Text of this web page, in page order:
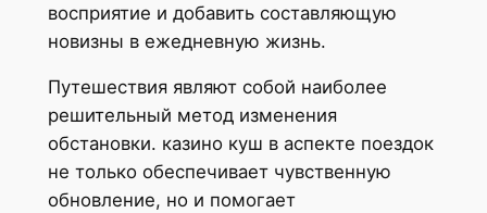
восприятие и добавить составляющую
новизны в ежедневную жизнь.
Путешествия являют собой наиболее
решительный метод изменения
обстановки. казино куш в аспекте поездок
не только обеспечивает чувственную
обновление, но и помогает